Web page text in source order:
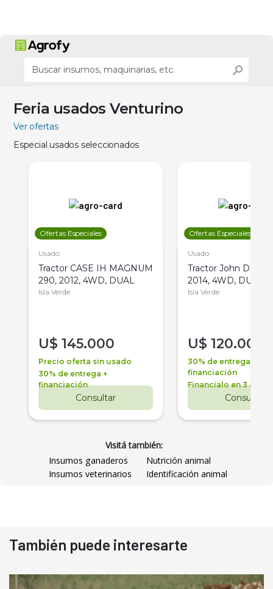
Feria usados Venturino
Ver ofertas
Especial usados seleccionados
Ofertas Especiales
Usado
Tractor CASE IH MAGNUM
290, 2012, 4WD, DUAL
Isla Verde
U$ 145.000
Precio oferta sin usado
30% de entrega +
financiación
Consultar
Ofertas Especiales
Usado
Tractor John Deere
2014, 4WD, DUAL
Isla Verde
U$ 120.000
30% de entrega +
financiación
Financialo en 3 años
Consultar
Visitá también:
Insumos ganaderos
Nutrición animal
Insumos veterinarios
Identificación animal
También puede interesarte